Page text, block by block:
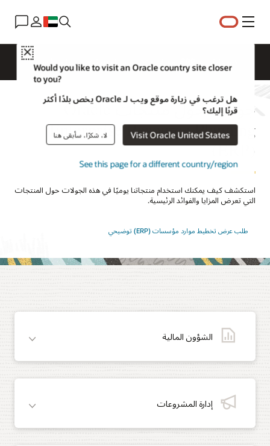
القائمة
Close
Would you like to visit an Oracle country site closer
to you?
هل ترغب في زيارة موقع ويب لـ Oracle يخص بلدًا أكثر
قربًا إليك؟
Visit Oracle United States لا، شكرًا، سأبقى هنا
See this page for a different country/region
جولات حول منتجات Oracle
Enterprise Resource Planning
استكشف كيف يمكنك استخدام منتجاتنا يوميًا في هذه الجولات حول المنتجات
التي تعرض المزايا والفوائد الرئيسية.
طلب عرض تخطيط موارد مؤسسات (ERP) توضيحي
الشؤون المالية
إدارة المشروعات